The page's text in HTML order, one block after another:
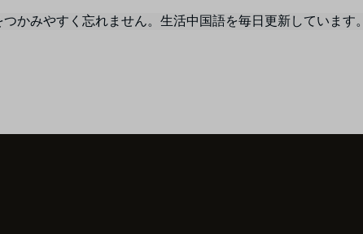
かみやすく忘れません。生活中国語を毎日更新しています。